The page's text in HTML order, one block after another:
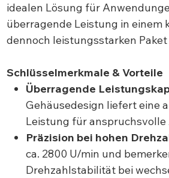
idealen Lösung für
überragende Leistung in einem
dennoch leistungsstarken
Schlüsselmerkmale & Vorteile
Überragende
Gehäusedesign liefert eine
Leistung für
Präzision bei hohen
ca. 2800 U/min und
Drehzahlstabilität bei